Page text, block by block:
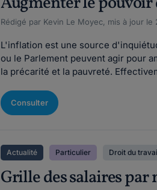
Rédigé par Kevin Le Moyec, mis à jour le
L'inflation est une source
ou le Parlement peuvent agir pour
la précarité et la pauvreté.
Consulter
Actualité Particulier Droit du
Grille des salaires par